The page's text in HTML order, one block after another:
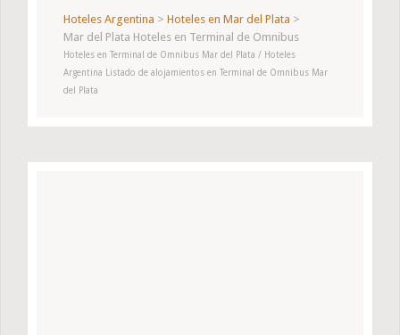
Hoteles Argentina > Hoteles en Mar del Plata >
Mar del Plata Hoteles en Terminal de Omnibus
Hoteles en Terminal de Omnibus Mar del Plata / Hoteles
Argentina Listado de alojamientos en Terminal de Omnibus Mar
del Plata